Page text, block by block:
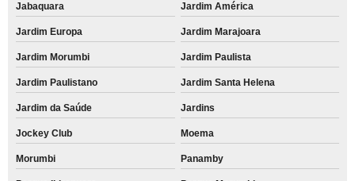
Jabaquara Jardim América
Jardim Europa Jardim Marajoara
Jardim Morumbi Jardim Paulista
Jardim Paulistano Jardim Santa Helena
Jardim da Saúde Jardins
Jockey Club Moema
Morumbi Panamby